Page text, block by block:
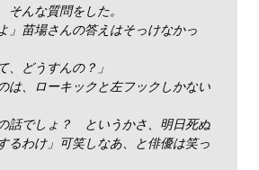
そんな質問をした。
」苗場さんの答えはそっけなかっ
どうすんの？」
は、ローキックと左フックしかない
話でしょ？ というかさ、明日死ぬ
るわけ」可笑しなあ、と俳優は笑っ